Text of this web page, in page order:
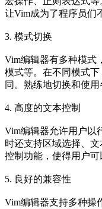
让Vim成为了程序员们
3. 模式切换
Vim编辑器有多种模式
模式等。在不同模式
同。熟练地切换和使
4. 高度的文本控制
Vim编辑器允许用户以
时还支持区域选择、
控制功能，使得用户可
5. 良好的兼容性
Vim编辑器支持多种操